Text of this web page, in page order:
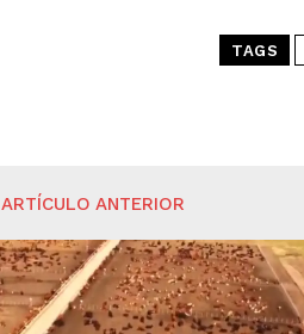
TAGS
ARTÍCULO ANTERIOR